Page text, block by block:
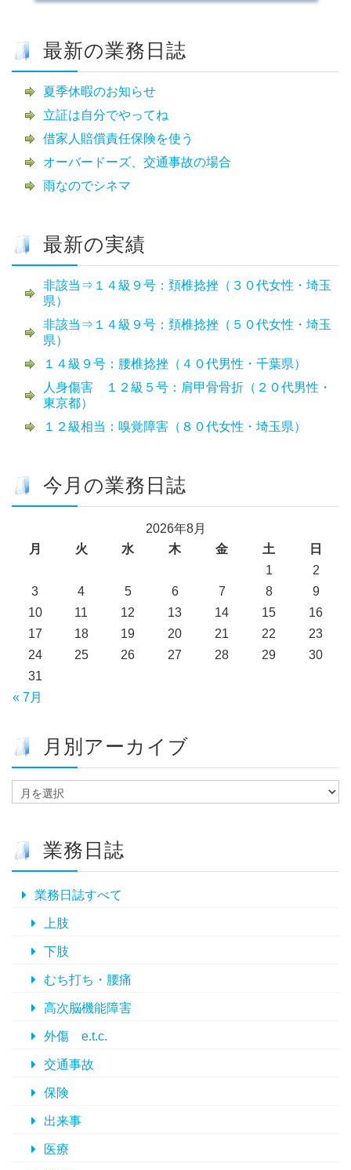
最新の業務日誌
夏季休暇のお知らせ
立証は自分でやってね
借家人賠償責任保険を使う
オーバードーズ、交通事故の場合
雨なのでシネマ
最新の実績
非該当⇒１４級９号：頚椎捻挫（３０代女性・埼玉
県）
非該当⇒１４級９号：頚椎捻挫（５０代女性・埼玉
県）
１４級９号：腰椎捻挫（４０代男性・千葉県）
人身傷害 １２級５号：肩甲骨骨折（２０代男性・
東京都）
１２級相当：嗅覚障害（８０代女性・埼玉県）
今月の業務日誌
2026年8月
月
火 水 木 金 土 日
« 7月
1
2
3
4 5 6 7 8
9
10
11 12 13 14 15
16
17
18 19 20 21 22
23
24
25 26 27 28 29
30
31
月別アーカイブ
別
カ
業務日誌
業務日誌すべて
上肢
下肢
むち打ち・腰痛
高次脳機能障害
外傷 e.t.c.
交通事故
保険
出来事
医療